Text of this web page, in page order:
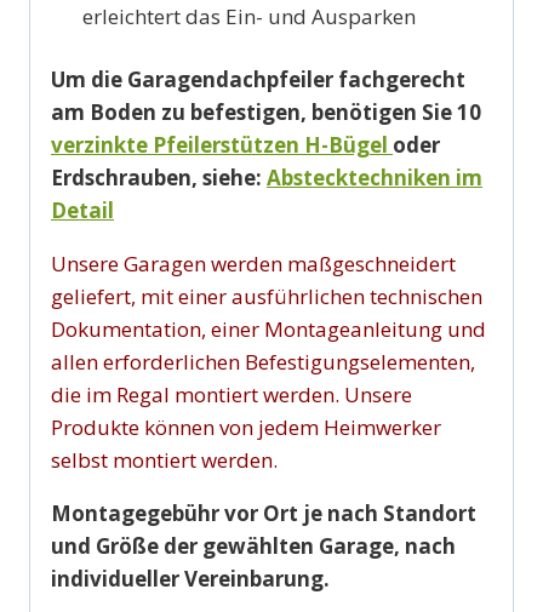
erleichtert das Ein- und Ausparken
Um die Garagendachpfeiler fachgerecht
am Boden zu befestigen, benötigen Sie 10
verzinkte Pfeilerstützen H-Bügel oder
Erdschrauben, siehe: Abstecktechniken im
Detail
Unsere Garagen werden maßgeschneidert
geliefert, mit einer ausführlichen technischen
Dokumentation, einer Montageanleitung und
allen erforderlichen Befestigungselementen,
die im Regal montiert werden. Unsere
Produkte können von jedem Heimwerker
selbst montiert werden.
Montagegebühr vor Ort je nach Standort
und Größe der gewählten Garage, nach
individueller Vereinbarung.